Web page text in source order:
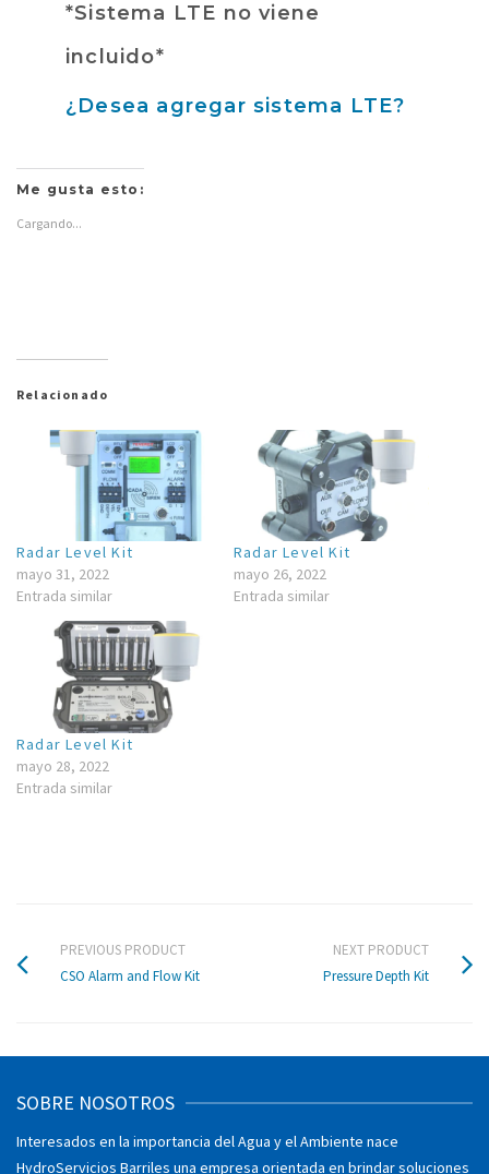
*Sistema LTE no viene
incluido*
¿Desea agregar sistema LTE?
Vision Cam
Especificaciones de
Me gusta esto:
Cargando...
Relacionado
Radar Level Kit
mayo 31, 2022
Entrada similar
Radar Level Kit
mayo 26, 2022
Entrada similar
Radar Level Kit
mayo 28, 2022
Entrada similar
PREVIOUS PRODUCT
CSO Alarm and Flow Kit
NEXT PRODUCT
Pressure Depth Kit
SOBRE NOSOTROS
Interesados en la importancia del Agua y el Ambiente nace
HydroServicios Barriles una empresa orientada en brindar soluciones